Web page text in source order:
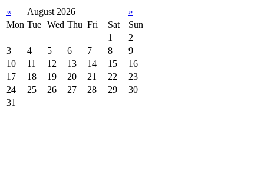
« August 2026
»
Mon Tue Wed Thu Fri Sat
Sun
1
2
3
4 5 6 7 8
9
10
11 12 13 14 15
16
17
18 19 20 21 22
23
24
25 26 27 28 29
30
31